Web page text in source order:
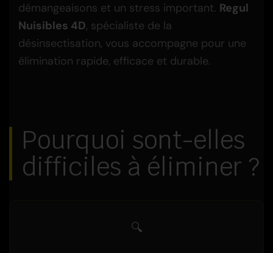
démangeaisons et un stress important. Regul
Nuisibles 4D, spécialiste de la
désinsectisation, vous accompagne pour une
élimination rapide, efficace et durable.
Pourquoi sont-elles
difficiles à éliminer ?
🔍